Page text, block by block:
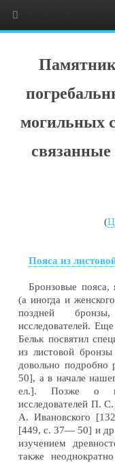
могильных
(
Пояса из
Бронзовые пояса,
(а иногда и
поздней
исследователей.
Бельк посвятил
из листовой
довольно подробно
50], а в начале
ел.]. Позже о
исследователей П.
А. Ивановского
[449, с. 37— 50] и
изучением
также